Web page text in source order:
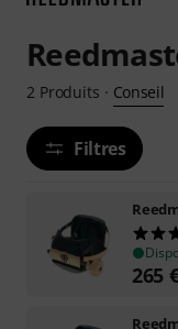
2 Produits · Conseil
Filtres
265